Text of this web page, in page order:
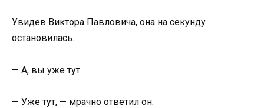
Увидев Виктора Павловича, она на секунду
остановилась.
— А, вы уже тут.
— Уже тут, — мрачно ответил он.